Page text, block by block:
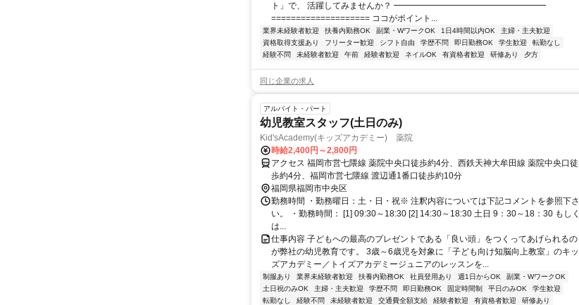
ト」で、 活躍してみませんか？ ━━━━━━━━━━━━━━━━━━
==================== ココがポイント...
業界未経験者歓迎 扶養内勤務OK 副業・WワークOK 1日4時間以内OK
主婦・主夫歓迎
資格取得支援あり
フリーター歓迎 シフト自由 学歴不問 即日勤務OK 学生歓迎
転勤なし
経験不問
未経験者歓迎 午前 経験者歓迎 ネイルOK 有資格者歓迎 研修あり 夕方
同じ企業の求人
アルバイト・パート
幼児教室スタッフ(土日のみ)
Kid'sAcademy(キッズアカデミー) 薬院
時給2,400円～2,800円
アクセス 福岡市営七隈線 薬院中央口徒歩約4分、西鉄天神大牟田線 薬院中央口徒
歩約4分、福岡市営七隈線 渡辺通1番口徒歩約10分
福岡県福岡市中央区
勤務時間 ・勤務曜日：土・日・祝※ 注釈内容については下記コメントを参照下さ
い。 ・勤務時間： [1] 09:30～18:30 [2] 14:30～18:30 土日 9：30～18：30 もしく
は...
仕事内容 子どもへの最高のプレゼントである「良い頭」をつくってあげられるの
が弊社の幼児教育です。 3歳～6歳児を対象に「子ども向け知脳向上教室」のキッ
ズアカデミー／トイズアカデミージュニアのレッスンを...
制服あり 業界未経験者歓迎 扶養内勤務OK 社員登用あり 週1日からOK
副業・WワークOK
土日祝のみOK
主婦・主夫歓迎 学歴不問 即日勤務OK 固定時間制 平日のみOK
学生歓迎
転勤なし
経験不問 未経験者歓迎 交通費全額支給 経験者歓迎 有資格者歓迎 研修あり